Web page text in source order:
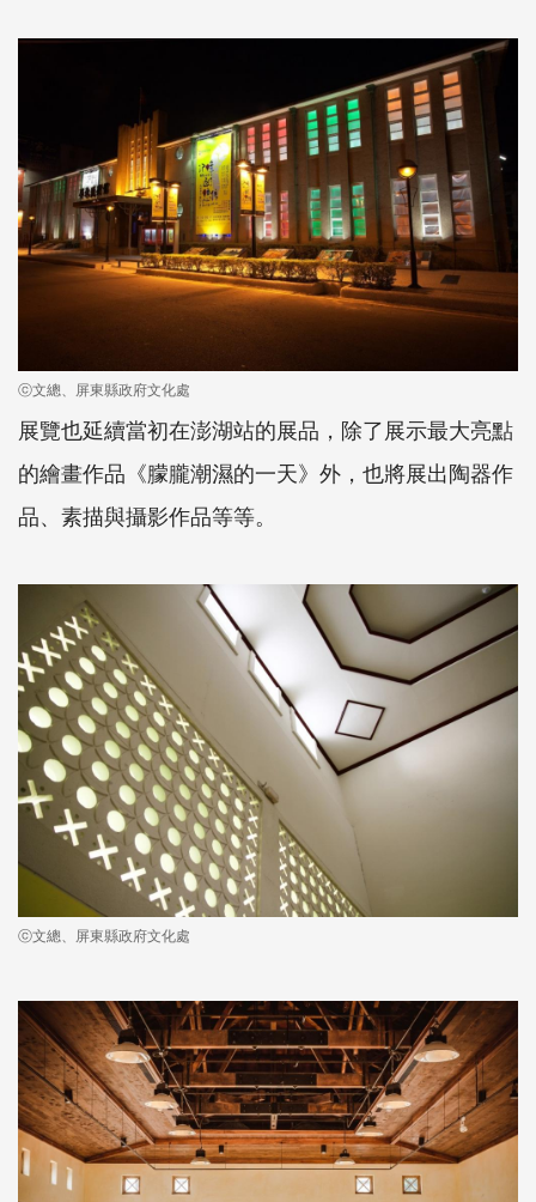
ⓒ文總、屏東縣政府文化處
展覽也延續當初在澎湖站的展品，除了展示最大亮點
的繪畫作品《朦朧潮濕的一天》外，也將展出陶器作
品、素描與攝影作品等等。
ⓒ文總、屏東縣政府文化處